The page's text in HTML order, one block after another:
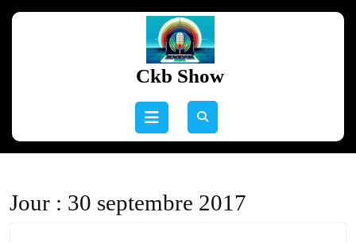
Ckb Show
Open
Jour : 30 septembre 2017